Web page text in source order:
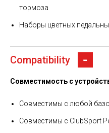
тормоза
Наборы цветных
Compatibility
Совместимость с
Совместимы с любой
Совместимы с ClubSport